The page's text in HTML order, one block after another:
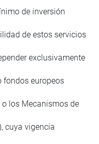
de inversión
de estos servicios
exclusivamente
fondos europeos
los Mecanismos de
cuya vigencia